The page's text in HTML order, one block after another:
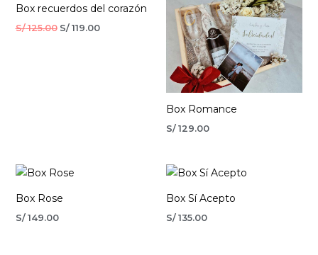
Box recuerdos del corazón
S/125.00
S/ 125.00.
S/119.00
S/ 119.00.
Box Romance
S/ 129.00
Box Rose
S/149.00
Box Sí Acepto
S/ 135.00